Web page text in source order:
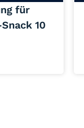
für
10